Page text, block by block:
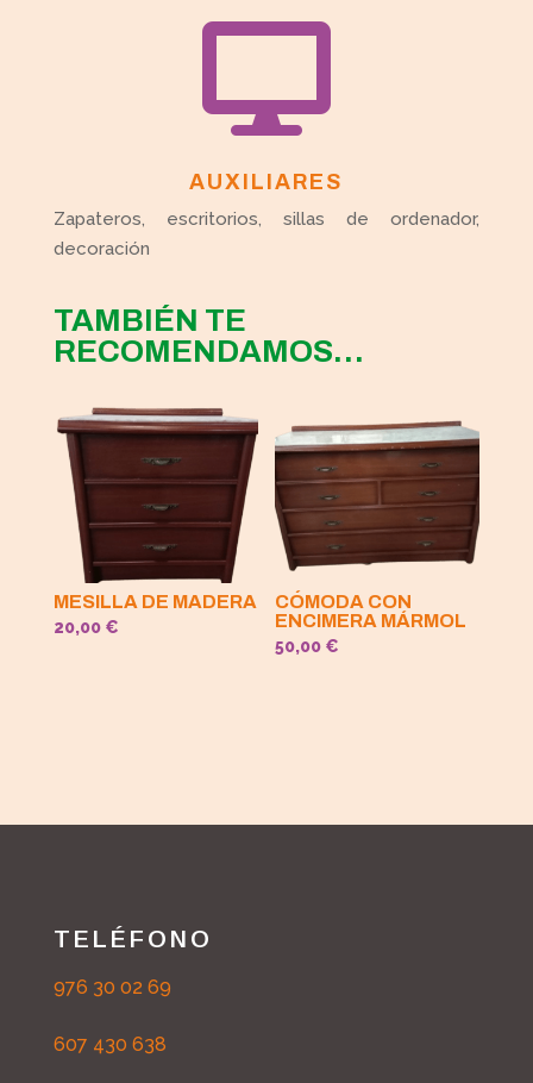

AUXILIARES
Zapateros, escritorios, sillas de ordenador,
decoración
TAMBIÉN TE
RECOMENDAMOS…
MESILLA DE MADERA
20,00 €
CÓMODA CON
ENCIMERA MÁRMOL
50,00 €
TELÉFONO
976 30 02 69
607 430 638